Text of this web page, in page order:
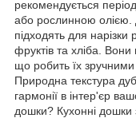
рекомендується
або рослинною олією.
підходять для нарізки
фруктів та хліба.
що робить їх
Природна текстура
гармонії в інтер'єр
дошки? Кухонні